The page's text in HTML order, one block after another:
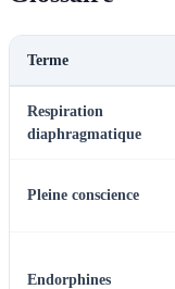
Terme
Respiration
diaphragmatique
Pleine conscience
Endorphines